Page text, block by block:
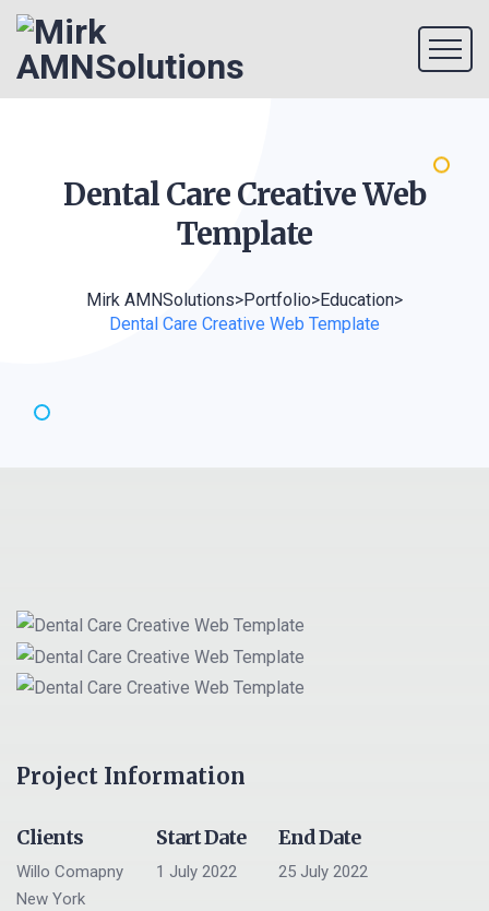
Dental Care Creative Web
Template
Mirk AMNSolutions>Portfolio>Education>
Dental Care Creative Web Template
Project Information
Clients
Willo Comapny
New York
Start Date
1 July 2022
End Date
25 July 2022